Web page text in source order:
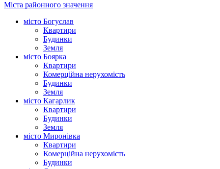
Міста районного значення
місто Богуслав
Квартири
Будинки
Земля
місто Боярка
Квартири
Комерційна нерухомість
Будинки
Земля
місто Кагарлик
Квартири
Будинки
Земля
місто Миронівка
Квартири
Комерційна нерухомість
Будинки